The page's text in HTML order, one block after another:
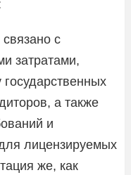
с
затратами,
а также
и
лицензируемых
же, как